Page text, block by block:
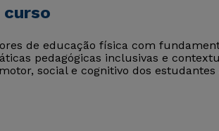
de educação física com
pedagógicas inclusivas e
social e cognitivo dos